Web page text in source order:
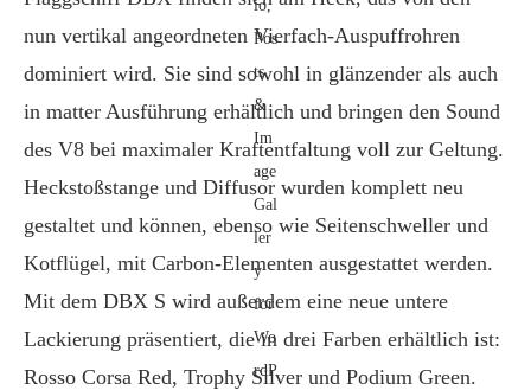
nun vertikal angeordneten Vierfach-Auspuffrohren
dominiert wird. Sie sind sowohl in glänzender als auch
in matter Ausführung erhältlich und bringen den Sound
des V8 bei maximaler Kraftentfaltung voll zur Geltung.
Heckstoßstange und Diffusor wurden komplett neu
gestaltet und können, ebenso wie Seitenschweller und
Kotflügel, mit Carbon-Elementen ausgestattet werden.
Mit dem DBX S wird außerdem eine neue untere
Lackierung präsentiert, die in drei Farben erhältlich ist:
Rosso Corsa Red, Trophy Silver und Podium Green.